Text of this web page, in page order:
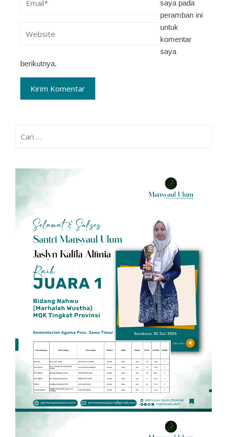
saya pada
peramban ini
untuk
komentar
saya
berikutnya.
untuk: